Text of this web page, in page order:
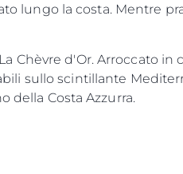
lungo la costa. Mentre
Chèvre d'Or. Arroccato in
sullo scintillante
della Costa Azzurra.